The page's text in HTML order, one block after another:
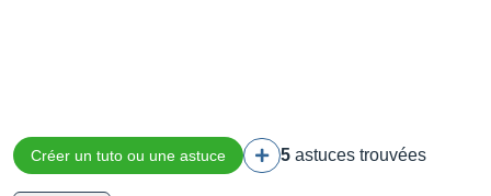
Créer un tuto ou une astuce 5 astuces trouvées